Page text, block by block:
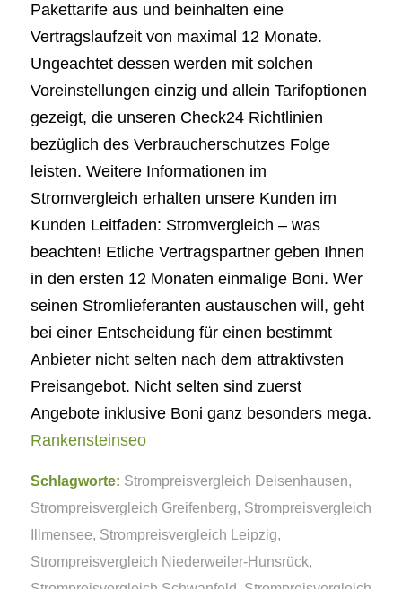
Pakettarife aus und beinhalten eine
Vertragslaufzeit von maximal 12 Monate.
Ungeachtet dessen werden mit solchen
Voreinstellungen einzig und allein Tarifoptionen
gezeigt, die unseren Check24 Richtlinien
bezüglich des Verbraucherschutzes Folge
leisten. Weitere Informationen im
Stromvergleich erhalten unsere Kunden im
Kunden Leitfaden: Stromvergleich – was
beachten! Etliche Vertragspartner geben Ihnen
in den ersten 12 Monaten einmalige Boni. Wer
seinen Stromlieferanten austauschen will, geht
bei einer Entscheidung für einen bestimmt
Anbieter nicht selten nach dem attraktivsten
Preisangebot. Nicht selten sind zuerst
Angebote inklusive Boni ganz besonders mega.
Rankensteinseo
Schlagworte: Strompreisvergleich Deisenhausen,
Strompreisvergleich Greifenberg, Strompreisvergleich
Illmensee, Strompreisvergleich Leipzig,
Strompreisvergleich Niederweiler-Hunsrück,